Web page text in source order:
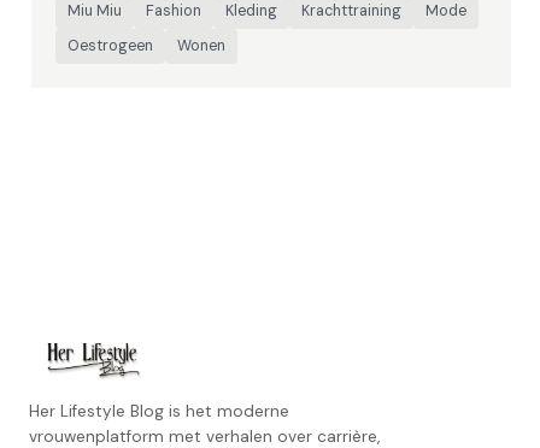
Miu Miu
Fashion Kleding Krachttraining
Mode
Oestrogeen
Wonen
Her Lifestyle Blog is het moderne
vrouwenplatform met verhalen over carrière,